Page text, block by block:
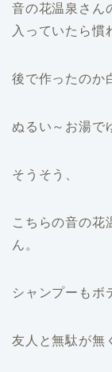
音の花温泉さん
入っていたら慣
後で作ったのか
ぬるい～お湯で
そうそう、
こちらの音の花
ん。
シャンプーもボ
友人と無駄が無